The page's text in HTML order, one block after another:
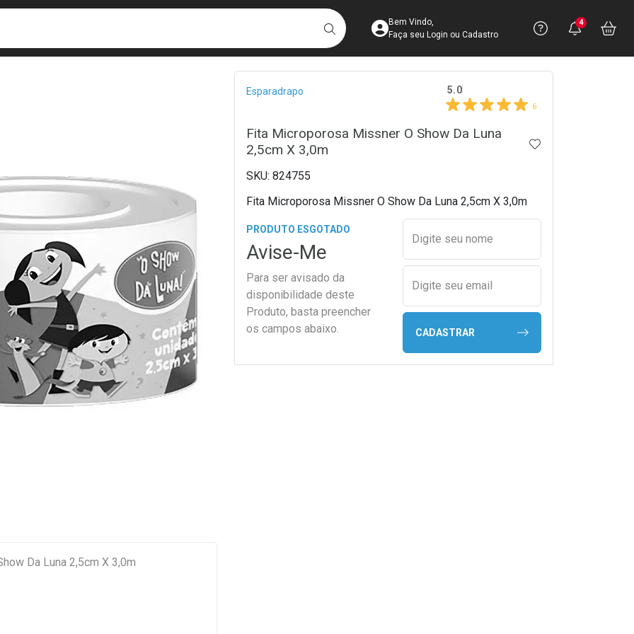
BUSCARAcesse sua Conta
Bem Vindo,
Faça seu Login ou Cadastro
Precisa
Ver Recursos
Você
4
Breadcrumb
Esparadrapo 5.0
6
Fita Microporosa Missner O Show Da Luna
2,5cm X 3,0m
ADICIONAR AOS
824755
Fita Microporosa Missner O Show Da Luna 2,5cm X 3,0m
PRODUTO ESGOTADO
Avise-Me
Para ser avisado da
disponibilidade deste
Produto, basta preencher
os campos abaixo.
Preencher nome e email
Digite seu nome
Digite seu email
CADASTRAR
Da Luna 2,5cm X 3,0m